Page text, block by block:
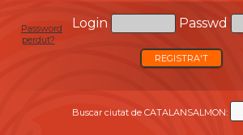
Login Passwd
Password
perdut?
REGISTRA'T
Buscar ciutat de CATALANSALMON: